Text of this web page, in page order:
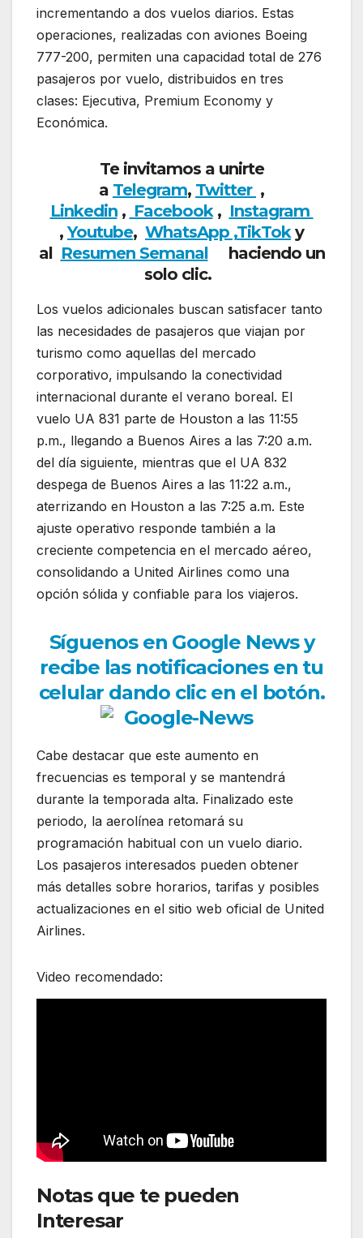
incrementando a dos vuelos diarios. Estas
operaciones, realizadas con aviones Boeing
777-200, permiten una capacidad total de 276
pasajeros por vuelo, distribuidos en tres
clases: Ejecutiva, Premium Economy y
Económica.
Te invitamos a unirte
a Telegram, Twitter ,
Linkedin, Facebook, Instagram
,Youtube, WhatsApp ,TikToky
al Resumen Semanalhaciendo un
solo clic.
Los vuelos adicionales buscan satisfacer tanto
las necesidades de pasajeros que viajan por
turismo como aquellas del mercado
corporativo, impulsando la conectividad
internacional durante el verano boreal. El
vuelo UA 831 parte de Houston a las 11:55
p.m., llegando a Buenos Aires a las 7:20 a.m.
del día siguiente, mientras que el UA 832
despega de Buenos Aires a las 11:22 a.m.,
aterrizando en Houston a las 7:25 a.m. Este
ajuste operativo responde también a la
creciente competencia en el mercado aéreo,
consolidando a United Airlines como una
opción sólida y confiable para los viajeros.
Síguenos en Google News y
recibe las notificaciones en tu
celular dando clic en el botón.
Cabe destacar que este aumento en
frecuencias es temporal y se mantendrá
durante la temporada alta. Finalizado este
periodo, la aerolínea retomará su
programación habitual con un vuelo diario.
Los pasajeros interesados pueden obtener
más detalles sobre horarios, tarifas y posibles
actualizaciones en el sitio web oficial de United
Airlines.
Video recomendado:
Notas que te pueden
Interesar